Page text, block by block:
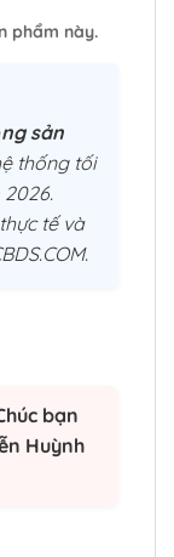
phẩm này.
sản
thống tối
tế và
bạn
Huỳnh